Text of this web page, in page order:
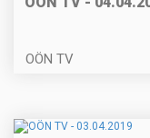
OÖN TV